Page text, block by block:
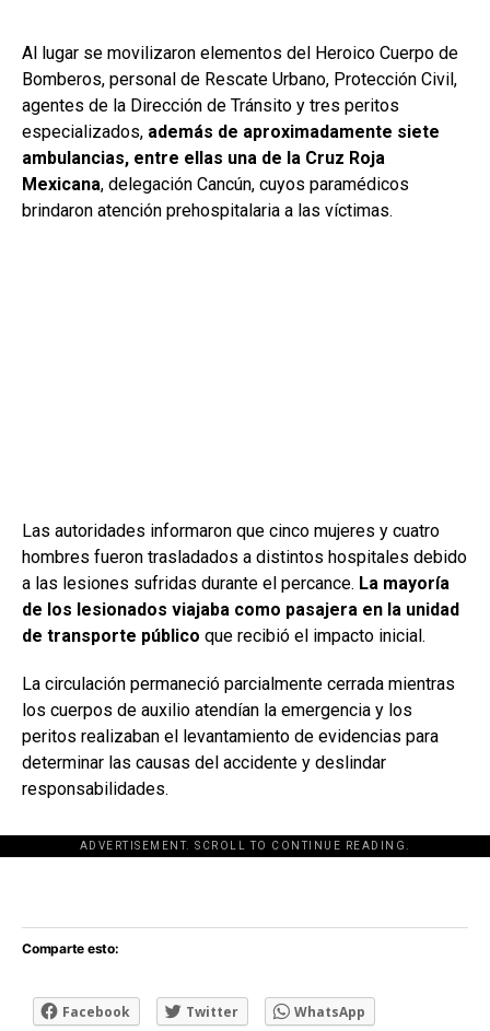
Al lugar se movilizaron elementos del Heroico Cuerpo de
Bomberos, personal de Rescate Urbano, Protección Civil,
agentes de la Dirección de Tránsito y tres peritos
especializados, además de aproximadamente siete
ambulancias, entre ellas una de la Cruz Roja
Mexicana, delegación Cancún, cuyos paramédicos
brindaron atención prehospitalaria a las víctimas.
Las autoridades informaron que cinco mujeres y cuatro
hombres fueron trasladados a distintos hospitales debido
a las lesiones sufridas durante el percance. La mayoría
de los lesionados viajaba como pasajera en la unidad
de transporte público que recibió el impacto inicial.
La circulación permaneció parcialmente cerrada mientras
los cuerpos de auxilio atendían la emergencia y los
peritos realizaban el levantamiento de evidencias para
determinar las causas del accidente y deslindar
responsabilidades.
ADVERTISEMENT. SCROLL TO CONTINUE READING.
[adsforwp id="243463"]
Comparte esto:
Facebook Twitter WhatsApp